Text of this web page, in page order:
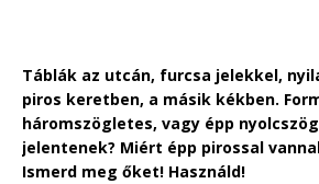
Táblák az utcán, furcsa jelekkel,
piros keretben, a másik kékben.
háromszögletes, vagy épp
jelentenek? Miért épp pirossal
Ismerd meg őket! Használd!